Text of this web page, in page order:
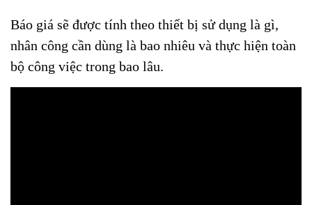
Báo giá sẽ được tính theo thiết bị sử dụng là gì,
nhân công cần dùng là bao nhiêu và thực hiện toàn
bộ công việc trong bao lâu.